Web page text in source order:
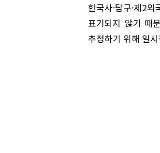
한국사·탐구·제
표기되지 않기 때
추정하기 위해 일